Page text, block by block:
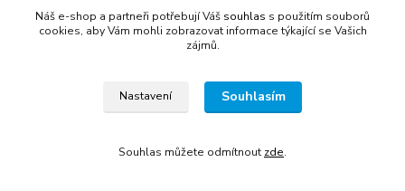
Náš e-shop a partneři potřebují Váš souhlas s použitím souborů
cookies, aby Vám mohli zobrazovat informace týkající se Vašich
zájmů.
Nastavení Souhlasím
Souhlas můžete odmítnout zde.